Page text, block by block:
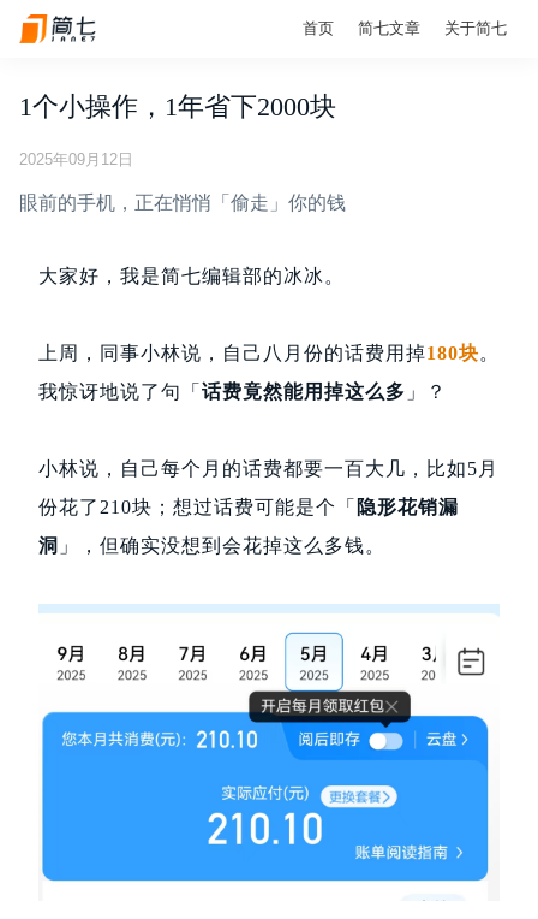
首页 简七文章 关于简七
1个小操作，1年省下2000块
2025年09月12日
眼前的手机，正在悄悄「偷走」你的钱
大家好，我是简七编辑部的冰冰。
上周，同事小林说，自己八月份的话费用掉180块。
我惊讶地说了句「 话费竟然能用掉这么多 」？
小林说，自己每个月的话费都要一百大几，比如5月
份花了210块；想过话费可能是个「 隐形花销漏
洞 」，但确实没想到会花掉这么多钱。